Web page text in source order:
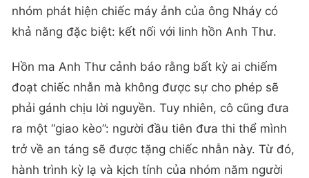
nhóm phát hiện chiếc máy ảnh của ông Nháy có
khả năng đặc biệt: kết nối với linh hồn Anh Thư.
Hồn ma Anh Thư cảnh báo rằng bất kỳ ai chiếm
đoạt chiếc nhẫn mà không được sự cho phép sẽ
phải gánh chịu lời nguyền. Tuy nhiên, cô cũng đưa
ra một “giao kèo”: người đầu tiên đưa thi thể mình
trở về an táng sẽ được tặng chiếc nhẫn này. Từ đó,
hành trình kỳ lạ và kịch tính của nhóm năm người